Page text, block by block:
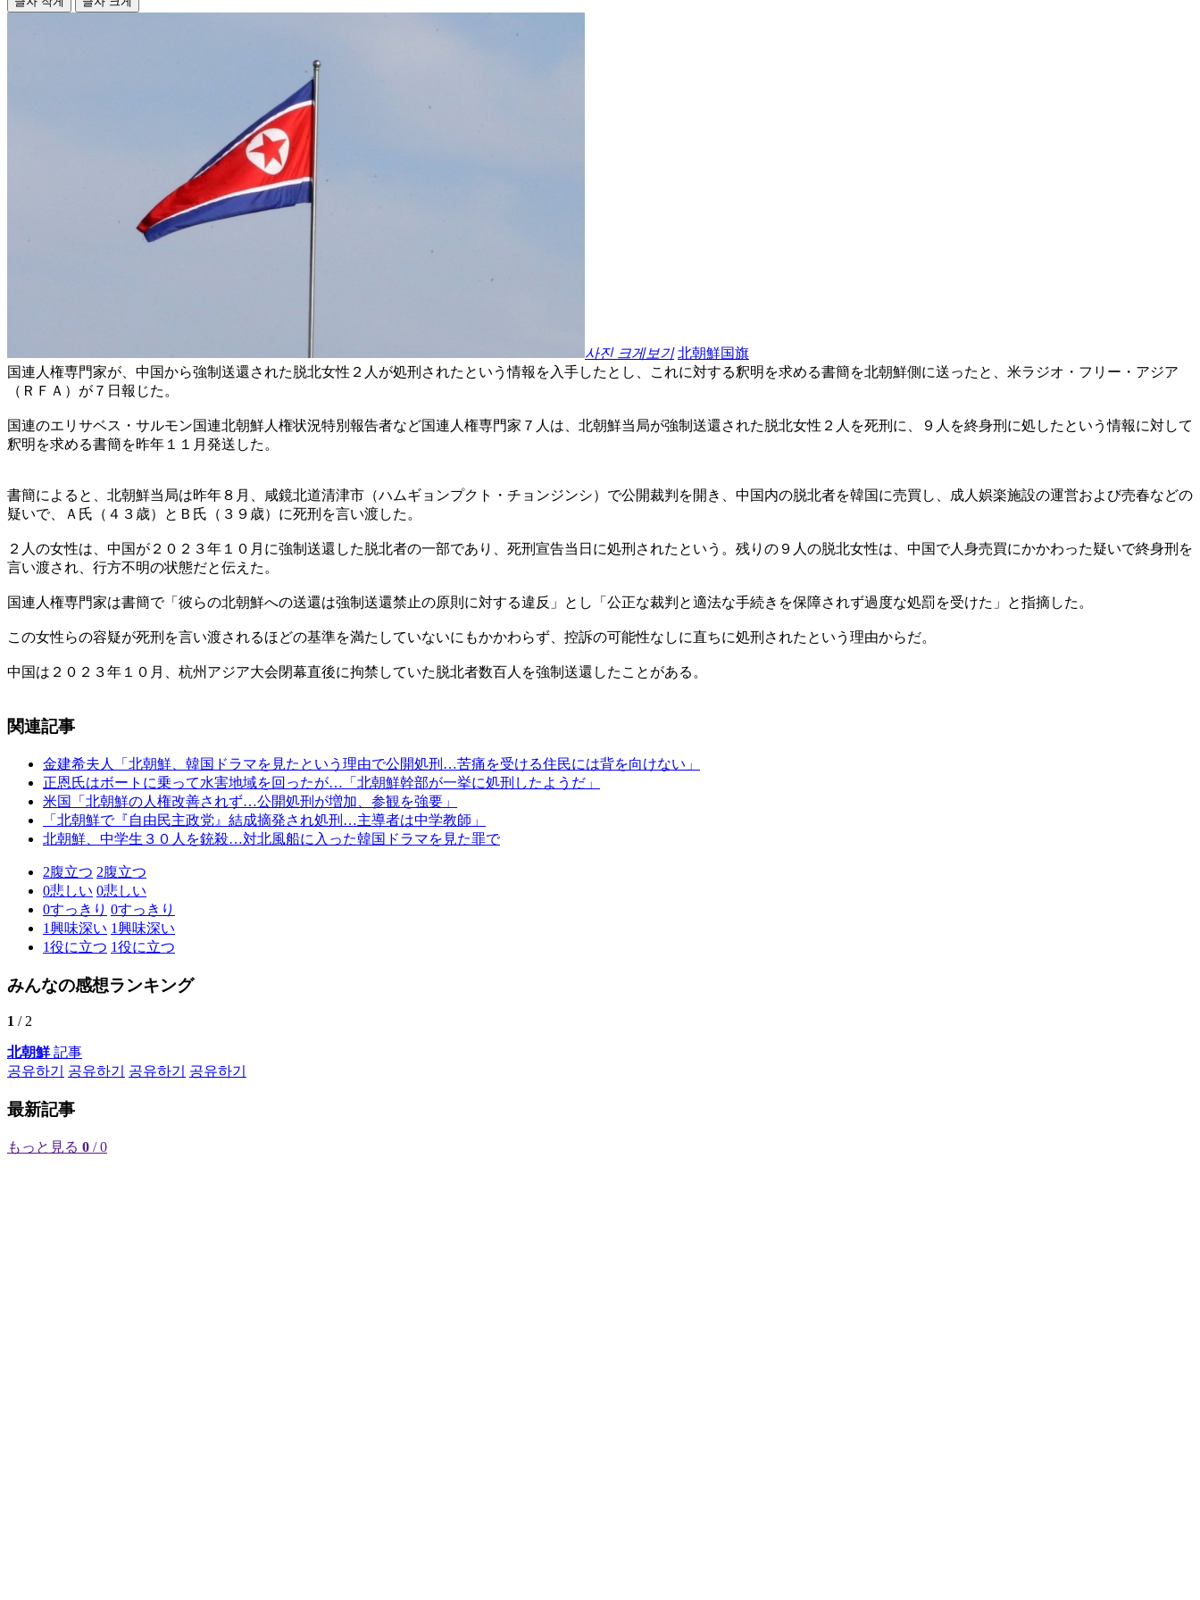
사진 크게보기 北朝鮮国旗
国連人権専門家が、中国から強制送還された脱北女性２人が処刑されたという情報を入手したとし、これに対する釈明を求める書簡を北朝鮮側に送ったと、米ラジオ・フリー・アジア
（ＲＦＡ）が７日報じた。
国連のエリサベス・サルモン国連北朝鮮人権状況特別報告者など国連人権専門家７人は、北朝鮮当局が強制送還された脱北女性２人を死刑に、９人を終身刑に処したという情報に対して
釈明を求める書簡を昨年１１月発送した。
書簡によると、北朝鮮当局は昨年８月、咸鏡北道清津市（ハムギョンプクト・チョンジンシ）で公開裁判を開き、中国内の脱北者を韓国に売買し、成人娯楽施設の運営および売春などの
疑いで、Ａ氏（４３歳）とＢ氏（３９歳）に死刑を言い渡した。
２人の女性は、中国が２０２３年１０月に強制送還した脱北者の一部であり、死刑宣告当日に処刑されたという。残りの９人の脱北女性は、中国で人身売買にかかわった疑いで終身刑を
言い渡され、行方不明の状態だと伝えた。
国連人権専門家は書簡で「彼らの北朝鮮への送還は強制送還禁止の原則に対する違反」とし「公正な裁判と適法な手続きを保障されず過度な処罰を受けた」と指摘した。
この女性らの容疑が死刑を言い渡されるほどの基準を満たしていないにもかかわらず、控訴の可能性なしに直ちに処刑されたという理由からだ。
中国は２０２３年１０月、杭州アジア大会閉幕直後に拘禁していた脱北者数百人を強制送還したことがある。
関連記事
金建希夫人「北朝鮮、韓国ドラマを見たという理由で公開処刑…苦痛を受ける住民には背を向けない」
正恩氏はボートに乗って水害地域を回ったが…「北朝鮮幹部が一挙に処刑したようだ」
米国「北朝鮮の人権改善されず…公開処刑が増加、参観を強要」
「北朝鮮で『自由民主政党』結成摘発され処刑…主導者は中学教師」
北朝鮮、中学生３０人を銃殺…対北風船に入った韓国ドラマを見た罪で
2腹立つ 2腹立つ
0悲しい 0悲しい
0すっきり 0すっきり
1興味深い 1興味深い
1役に立つ 1役に立つ
みんなの感想ランキング
1 / 2
北朝鮮記事
공유하기
공유하기 공유하기 공유하기
最新記事
もっと見る 0 / 0